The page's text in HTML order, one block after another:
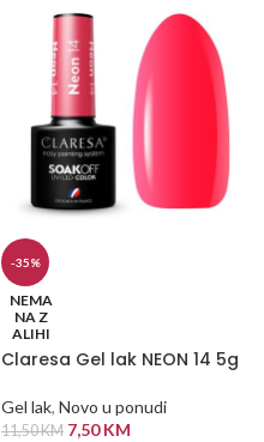
-35%
NEMA
NA Z
ALIHI
Claresa Gel lak NEON 14 5g
Gel lak, Novo u ponudi
11,50KM 7,50KM